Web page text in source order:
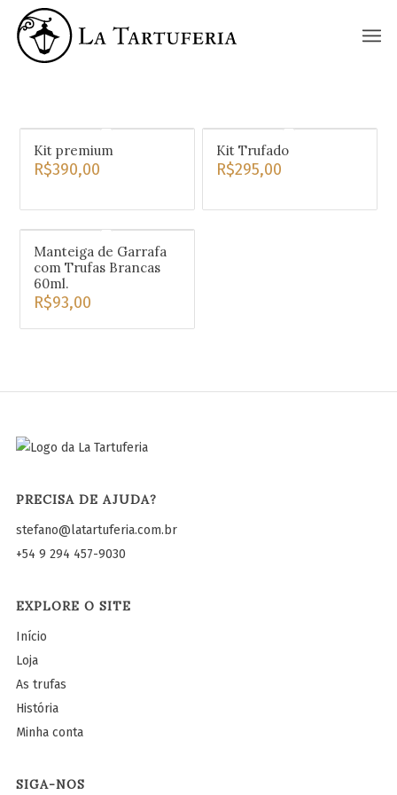
Kit premium
R$390,00
Kit Trufado
R$295,00
Manteiga de Garrafa
com Trufas Brancas
60ml.
R$93,00
PRECISA DE AJUDA?
stefano@latartuferia.com.br
+54 9 294 457-9030
EXPLORE O SITE
Início
Loja
As trufas
História
Minha conta
SIGA-NOS